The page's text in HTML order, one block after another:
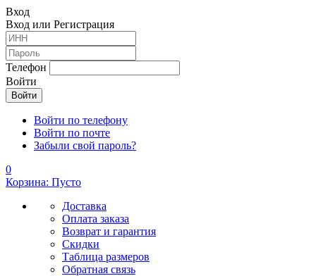
Вход
Вход или Регистрация
Телефон
Войти
Войти по телефону
Войти по почте
Забыли свой пароль?
0
Корзина: Пусто
Доставка
Оплата заказа
Возврат и гарантия
Скидки
Таблица размеров
Обратная связь